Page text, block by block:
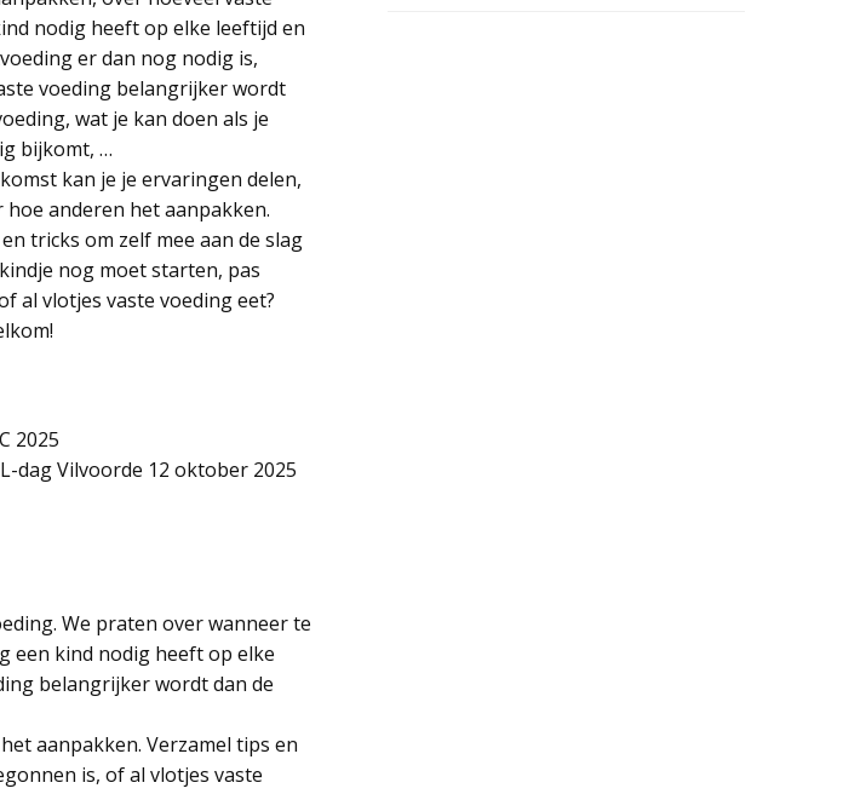
nodig heeft op elke leeftijd en
er dan nog nodig is,
voeding belangrijker wordt
wat je kan doen als je
bijkomt, …
kan je je ervaringen delen,
anderen het aanpakken.
tricks om zelf mee aan de slag
nog moet starten, pas
al vlotjes vaste voeding eet?
2025
dag Vilvoorde 12 oktober 2025
We praten over wanneer te
een kind nodig heeft op elke
belangrijker wordt dan de
aanpakken. Verzamel tips en
is, of al vlotjes vaste